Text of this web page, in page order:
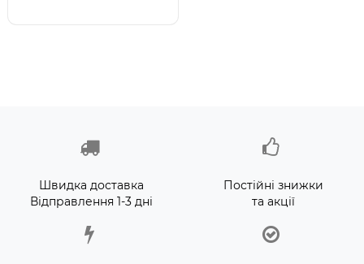
Швидка доставка
Відправлення 1-3 дні
Постійні знижки
та акції